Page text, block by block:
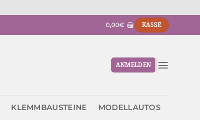
0,00€ KASSE
ANMELDEN
KLEMMBAUSTEINE MODELLAUTOS